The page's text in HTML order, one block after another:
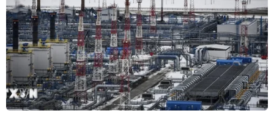
Chiến lược bán dẫn của Ấn Độ và
những gợi mở cho Việt Nam
10/08/2026 03:59